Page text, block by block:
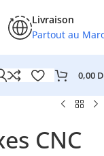
Livraison
Partout au
0,00
CNC